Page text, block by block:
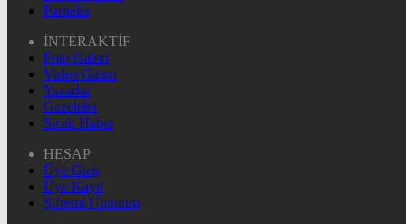
Pariteler
İNTERAKTİF
Foto Galeri
Video Galeri
Yazarlar
Gazeteler
Sıcak Haber
HESAP
Üye Giriş
Üye Kayıt
Şifremi Unuttum